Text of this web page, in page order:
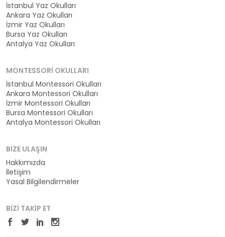
İstanbul Yaz Okulları
Ankara Yaz Okulları
İzmir Yaz Okulları
Bursa Yaz Okulları
Antalya Yaz Okulları
MONTESSORI OKULLARI
İstanbul Montessori Okulları
Ankara Montessori Okulları
İzmir Montessori Okulları
Bursa Montessori Okulları
Antalya Montessori Okulları
BIZE ULAŞIN
Hakkımızda
İletişim
Yasal Bilgilendirmeler
BIZI TAKIP ET